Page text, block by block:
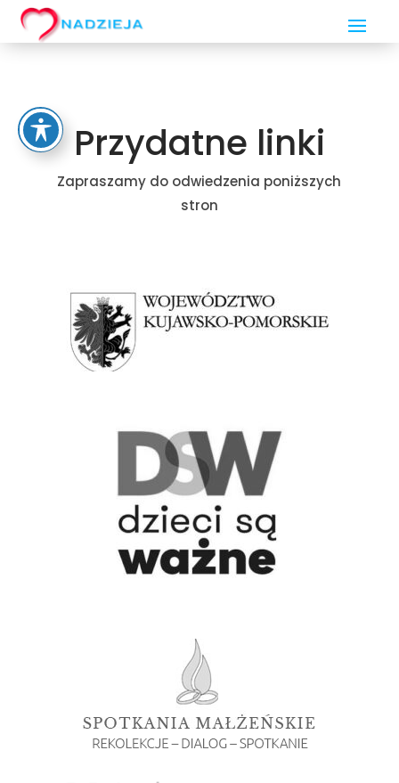
Przydatne linki
Zapraszamy do odwiedzenia poniższych
stron